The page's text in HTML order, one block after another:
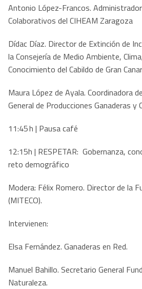
Antonio López-Francos.
Colaborativos del CIHEAM Zaragoza
Dídac Díaz. Director de Extinción de
la Consejería de Medio Ambiente,
Conocimiento del Cabildo de Gran
Maura López de Ayala. Coordinadora
General de Producciones Ganaderas y
11:45 h | Pausa café
12:15h | RESPETAR: Gobernanza,
reto demográfico
Modera: Félix Romero. Director de la
(MITECO).
Intervienen:
Elsa Fernández. Ganaderas en Red.
Manuel Bahillo. Secretario General
Naturaleza.